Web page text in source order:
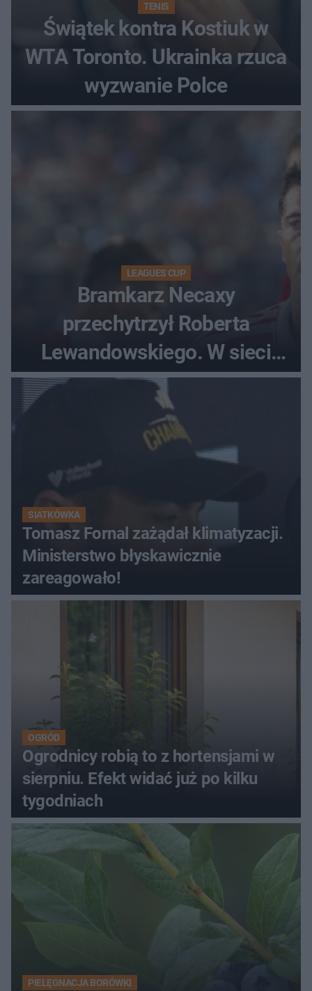
TENIS
Świątek kontra Kostiuk w
WTA Toronto. Ukrainka rzuca
wyzwanie Polce
LEAGUES CUP
Bramkarz Necaxy
przechytrzył Roberta
Lewandowskiego. W sieci
krąży wideo z tego pojedynku
SIATKÓWKA
Tomasz Fornal zażądał klimatyzacji.
Ministerstwo błyskawicznie
zareagowało!
OGRÓD
Ogrodnicy robią to z hortensjami w
sierpniu. Efekt widać już po kilku
tygodniach
PIELĘGNACJA BORÓWKI